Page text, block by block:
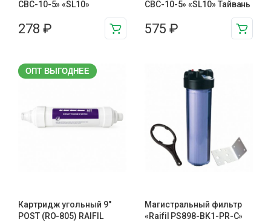
CBC-10-5» «SL10»
278 ₽
CBC-10-5» «SL10» Тайвань
575 ₽
ОПТ ВЫГОДНЕЕ
Картридж угольный 9″
POST (RO-805) RAIFIL
Магистральный фильтр
«Raifil PS898-BK1-PR-C»